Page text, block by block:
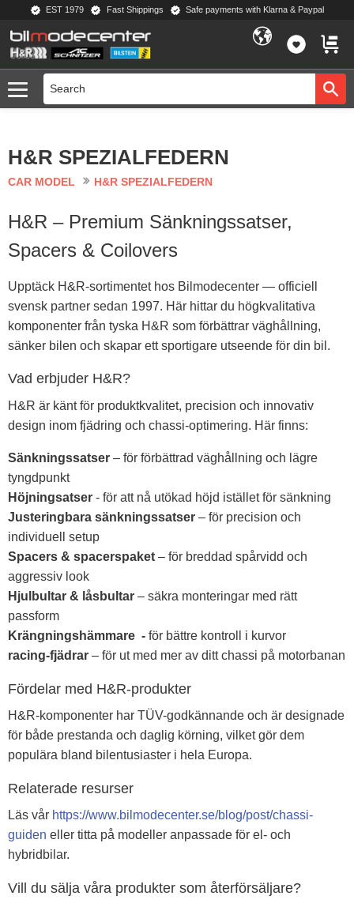
Menu
EST 1979 Fast Shippings Safe payments with Klarna & Paypal
H&R SPEZIALFEDERN
CAR MODEL H&R SPEZIALFEDERN
H&R – Premium Sänkningssatser,
Spacers & Coilovers
Upptäck H&R-sortimentet hos Bilmodecenter — officiell
svensk partner sedan 1997. Här hittar du högkvalitativa
komponenter från tyska H&R som förbättrar väghållning,
sänker bilen och skapar ett sportigare utseende för din bil.
Vad erbjuder H&R?
H&R är känt för produktkvalitet, precision och innovativ
design inom fjädring och chassi-optimering. Här finns:
Sänkningssatser – för förbättrad väghållning och lägre
tyngdpunkt
Höjningsatser - för att nå utökad höjd istället för sänkning
Justeringbara sänkningssats­er – för precision och
individuell setup
Spacers & spacerspaket – för breddad spårvidd och
aggressiv look
Hjulbultar & låsbultar – säkra monteringar med rätt
passform
Krängningshämmare - för bättre kontroll i kurvor
racing-fjädrar – för ut med mer av ditt chassi på motorbanan
Fördelar med H&R-produkter
H&R-komponenter har TÜV-godkännande och är designade
för både prestanda och daglig körning, vilket gör dem
populära bland bilentusiaster i hela Europa.
Relaterade resurser
Läs vår https://www.bilmodecenter.se/blog/post/chassi-
guiden eller titta på modeller anpassade för el- och
hybridbilar.
Vill du sälja våra produkter som återförsäljare?